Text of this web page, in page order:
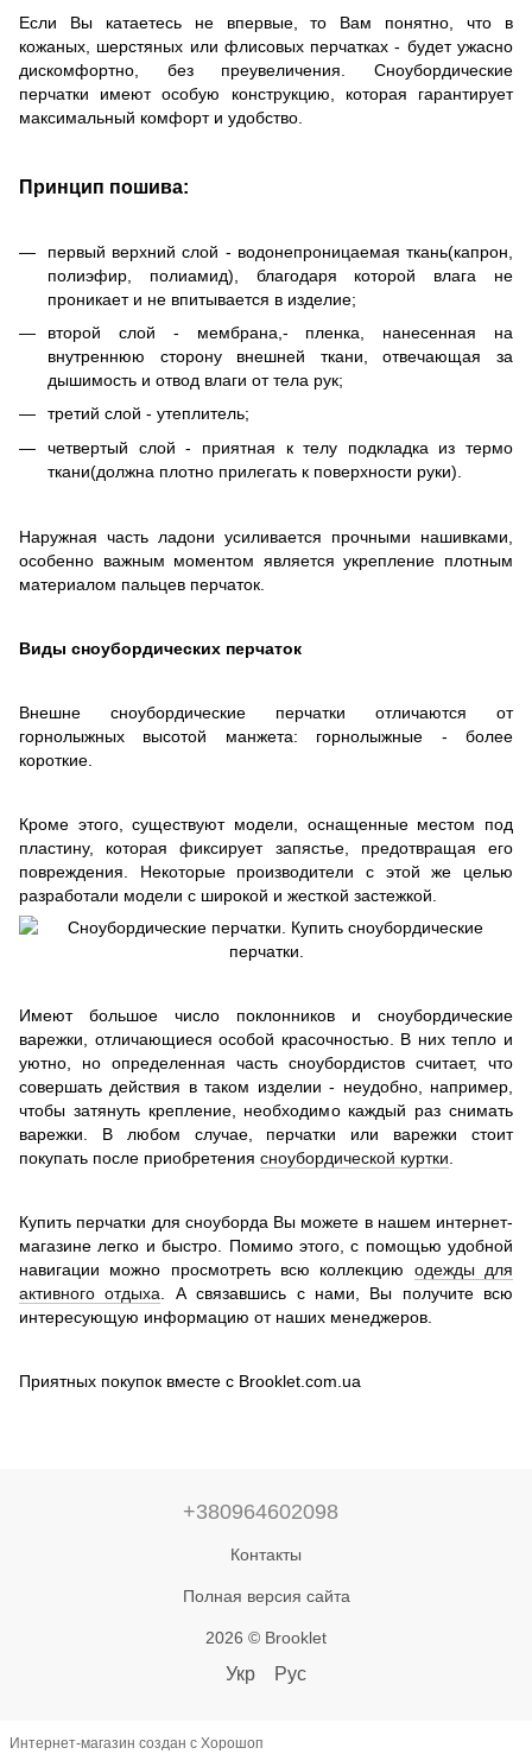
Если Вы катаетесь не впервые, то Вам понятно, что в
кожаных, шерстяных или флисовых перчатках - будет ужасно
дискомфортно, без преувеличения. Сноубордические
перчатки имеют особую конструкцию, которая гарантирует
максимальный комфорт и удобство.
Принцип пошива:
первый верхний слой - водонепроницаемая ткань(капрон,
полиэфир, полиамид), благодаря которой влага не
проникает и не впитывается в изделие;
второй слой - мембрана,- пленка, нанесенная на
внутреннюю сторону внешней ткани, отвечающая за
дышимость и отвод влаги от тела рук;
третий слой - утеплитель;
четвертый слой - приятная к телу подкладка из термо
ткани(должна плотно прилегать к поверхности руки).
Наружная часть ладони усиливается прочными нашивками,
особенно важным моментом является укрепление плотным
материалом пальцев перчаток.
Виды сноубордических перчаток
Внешне сноубордические перчатки отличаются от
горнолыжных высотой манжета: горнолыжные - более
короткие.
Кроме этого, существуют модели, оснащенные местом под
пластину, которая фиксирует запястье, предотвращая его
повреждения. Некоторые производители с этой же целью
разработали модели с широкой и жесткой застежкой.
Имеют большое число поклонников и сноубордические
варежки, отличающиеся особой красочностью. В них тепло и
уютно, но определенная часть сноубордистов считает, что
совершать действия в таком изделии - неудобно, например,
чтобы затянуть крепление, необходимо каждый раз снимать
варежки. В любом случае, перчатки или варежки стоит
покупать после приобретения сноубордической куртки
Купить перчатки для сноуборда Вы можете в нашем интернет-
магазине легко и быстро. Помимо этого, с помощью удобной
навигации можно просмотреть всю коллекцию одежды для
активного отдыха . А связавшись с нами, Вы получите всю
интересующую информацию от наших менеджеров.
Приятных покупок вместе с Brooklet.com.ua
+380964602098
Контакты
Полная версия сайта
2026 © Brooklet
Укр Рус
Интернет-магазин создан с Хорошоп